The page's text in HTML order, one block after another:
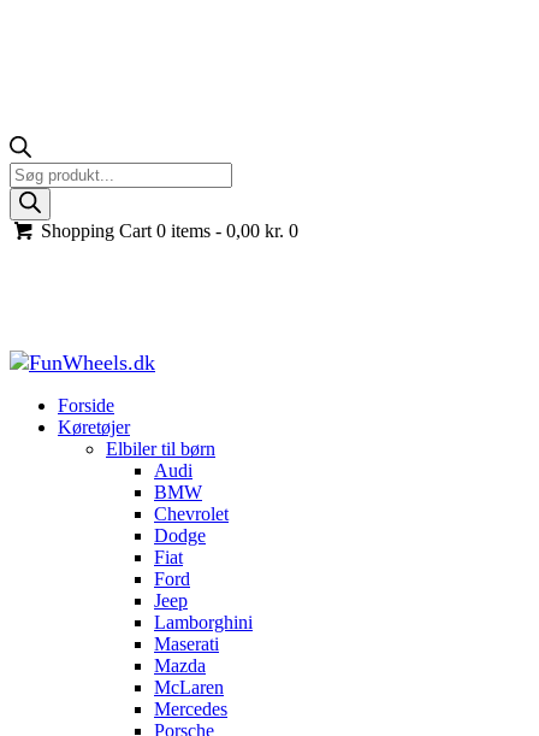
Products
search
Shopping Cart 0 items -0,00kr. 0
Forside
Køretøjer
Elbiler til børn
Audi
BMW
Chevrolet
Dodge
Fiat
Ford
Jeep
Lamborghini
Maserati
Mazda
McLaren
Mercedes
Porsche